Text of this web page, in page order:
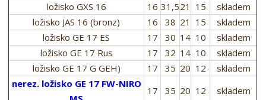
ložisko GXS 16
16 31,521 15
skladem
ložisko JAS 16 (bronz)
16 38 21 15
skladem
ložisko GE 17 ES
17 30 14 10
skladem
ložisko GE 17 Rus
17 32 14 10
skladem
ložisko GE 17 G GEH)
17 35 20 12
skladem
nerez. ložisko GE 17 FW-NIRO
17 35 20 12
skladem